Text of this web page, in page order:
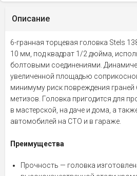
Описание
6-гранная торцевая головка Stels
10 мм, под квадрат 1/2 дюйма,
болтовыми соединениями.
увеличенной площадью
минимуму риск повреждения граней
метизов. Головка пригодится для
в мастерской, на даче и дома, а
автомобилей на СТО и в гараже.
Преимущества
Прочность — головка